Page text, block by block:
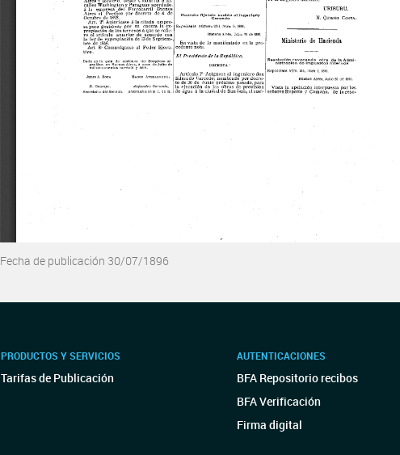
Fecha de publicación 30/07/1896
PRODUCTOS Y SERVICIOS
Tarifas de Publicación
AUTENTICACIONES
BFA Repositorio recibos
BFA Verificación
Firma digital